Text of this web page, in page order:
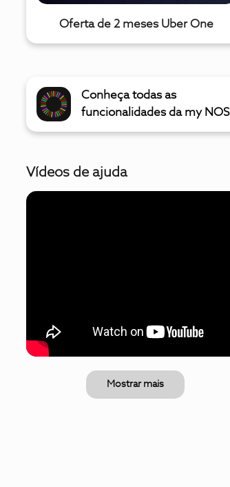
Oferta de 2 meses Uber One
Conheça todas as
funcionalidades da my NOS
Vídeos de ajuda
Mostrar mais